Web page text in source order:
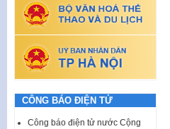
CÔNG BÁO ĐIỆN TỬ
Công báo điện tử nước Cộng